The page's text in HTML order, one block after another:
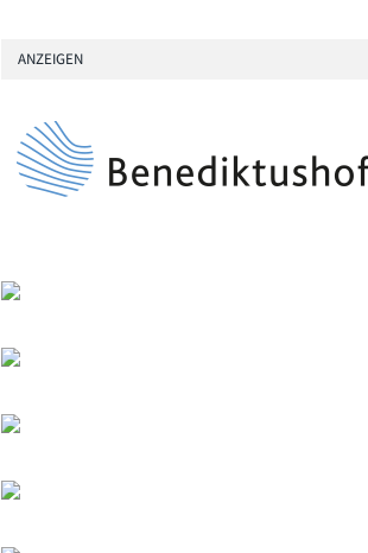
ANZEIGEN